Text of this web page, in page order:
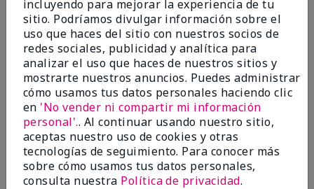
Satisfied
EnviadoHace 3 meses
porKeyrone
de LaBelle, FL
Evaluado en
marykay.com/en-us/
Since using MK products, my skin hasn't been as oily.
I've received compliments that my complexion has
improved, and most of all, my skin doesn't feel dry or
irritated after use. Moisturizers are usually hard to
incluyendo para mejorar la experiencia de tu
sitio. Podríamos divulgar información sobre el
uso que haces del sitio con nuestros socios de
redes sociales, publicidad y analítica para
analizar el uso que haces de nuestros sitios y
mostrarte nuestros anuncios. Puedes administrar
cómo usamos tus datos personales haciendo clic
en 'No vender ni compartir mi información
personal'.. Al continuar usando nuestro sitio,
aceptas nuestro uso de cookies y otras
tecnologías de seguimiento. Para conocer más
sobre cómo usamos tus datos personales,
consulta nuestra Política de privacidad.